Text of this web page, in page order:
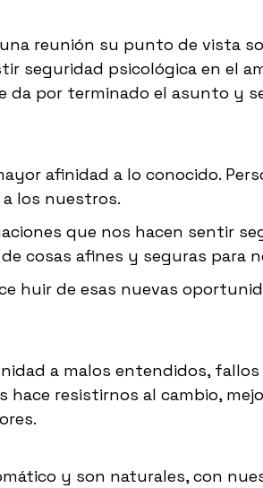
reunión su punto de vista
seguridad psicológica en el
da por terminado el asunto y
afinidad a lo conocido.
los nuestros.
que nos hacen sentir
cosas afines y seguras para
huir de esas nuevas
a malos entendidos,
hace resistirnos al cambio,
y son naturales, con